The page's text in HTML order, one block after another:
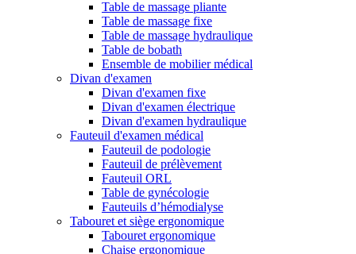
Table de massage pliante
Table de massage fixe
Table de massage hydraulique
Table de bobath
Ensemble de mobilier médical
Divan d'examen
Divan d'examen fixe
Divan d'examen électrique
Divan d'examen hydraulique
Fauteuil d'examen médical
Fauteuil de podologie
Fauteuil de prélèvement
Fauteuil ORL
Table de gynécologie
Fauteuils d’hémodialyse
Tabouret et siège ergonomique
Tabouret ergonomique
Chaise ergonomique